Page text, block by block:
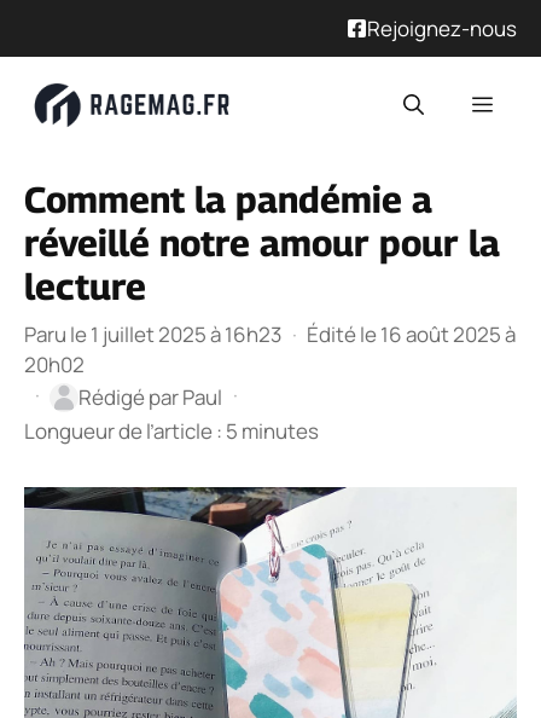
Rejoignez-nous
Comment la pandémie a
réveillé notre amour pour la
lecture
Paru le 1 juillet 2025 à 16h23 · Édité le 16 août 2025 à
20h02
·
Rédigé parPaul ·
Longueur de l’article : 5 minutes